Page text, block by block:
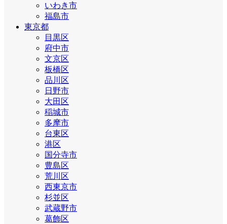
いわき市
福島市
東京都
目黒区
府中市
文京区
板橋区
品川区
日野市
大田区
稲城市
多摩市
台東区
港区
国分寺市
豊島区
荒川区
西東京市
杉並区
武蔵野市
葛飾区